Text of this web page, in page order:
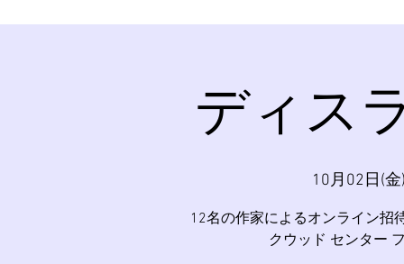
ディス
10月02日(金
12名の作家によるオンライン招
クウッド センター